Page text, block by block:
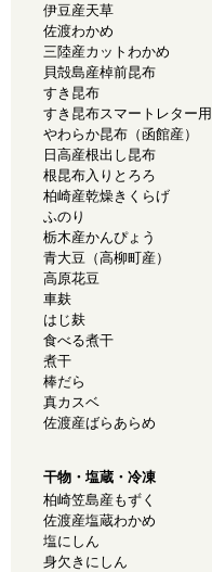
伊豆産天草
佐渡わかめ
三陸産カットわかめ
貝殻島産棹前昆布
すき昆布
すき昆布スマートレター用
やわらか昆布（函館産）
日高産根出し昆布
根昆布入りとろろ
柏崎産乾燥きくらげ
ふのり
栃木産かんぴょう
青大豆（高柳町産）
高原花豆
車麸
はじ麸
食べる煮干
煮干
棒だら
真カスベ
佐渡産ばらあらめ
干物・塩蔵・冷凍
柏崎笠島産もずく
佐渡産塩蔵わかめ
塩にしん
身欠きにしん